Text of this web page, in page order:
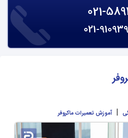
021-
021-
| آموزش تعمیرات ماکروفر